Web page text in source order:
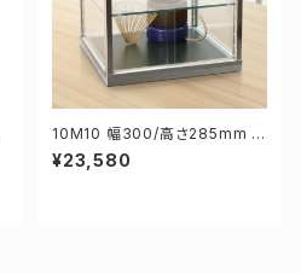
10M10 幅300/高さ285mm 業
務用 ガラスケース ショーケース
コレクションケース ディスプレイ
¥23,580